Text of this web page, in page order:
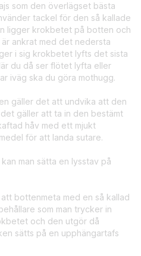
som den överlägset bästa
tackel för den så kallade
ligger krokbetet på botten och
ankrat med det nedersta
i sig krokbetet lyfts det sista
du då ser flötet lyfta eller
iväg ska du göra mothugg.
gäller det att undvika att den
gäller att ta in den bestämt
håv med ett mjukt
för att landa sutare.
man sätta en lysstav på
bottenmeta med en så kallad
som man trycker in
och den utgör då
sätts på en upphängartafs